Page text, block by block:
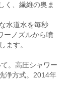
く、繊維の奥ま
水道水を毎秒
ーノズルから噴
ます。
。高圧シャワー
浄方式。2014年